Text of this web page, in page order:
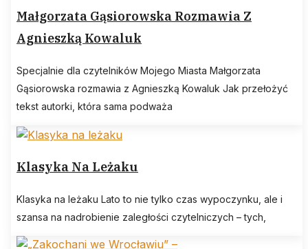
Małgorzata Gąsiorowska Rozmawia Z
Agnieszką Kowaluk
Specjalnie dla czytelników Mojego Miasta Małgorzata
Gąsiorowska rozmawia z Agnieszką Kowaluk Jak przełożyć
tekst autorki, która sama podważa
Klasyka Na Leżaku
Klasyka na leżaku Lato to nie tylko czas wypoczynku, ale i
szansa na nadrobienie zaległości czytelniczych – tych,